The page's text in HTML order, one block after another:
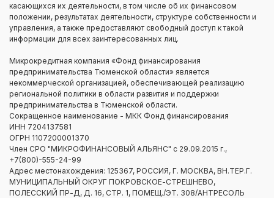
касающихся их деятельности, в том числе об их финансовом
положении, результатах деятельности, структуре собственности и
управления, а также предоставляют свободный доступ к такой
информации для всех заинтересованных лиц.
Микрокредитная компания «Фонд финансирования
предпринимательства Тюменской области» является
некоммерческой организацией, обеспечивающей реализацию
региональной политики в области развития и поддержки
предпринимательства в Тюменской области.
Сокращенное наименование - МКК Фонд финансирования
ИНН 7204137581
ОГРН 1107200001370
Член СРО "МИКРОФИНАНСОВЫЙ АЛЬЯНС" с 29.09.2015 г.,
+7(800)-555-24-99
Адрес местонахождения: 125367, РОССИЯ, Г. МОСКВА, ВН.ТЕР.Г.
МУНИЦИПАЛЬНЫЙ ОКРУГ ПОКРОВСКОЕ-СТРЕШНЕВО,
ПОЛЕССКИЙ ПР-Д, Д. 16, СТР. 1, ПОМЕЩ./ЭТ. 308/АНТРЕСОЛЬ